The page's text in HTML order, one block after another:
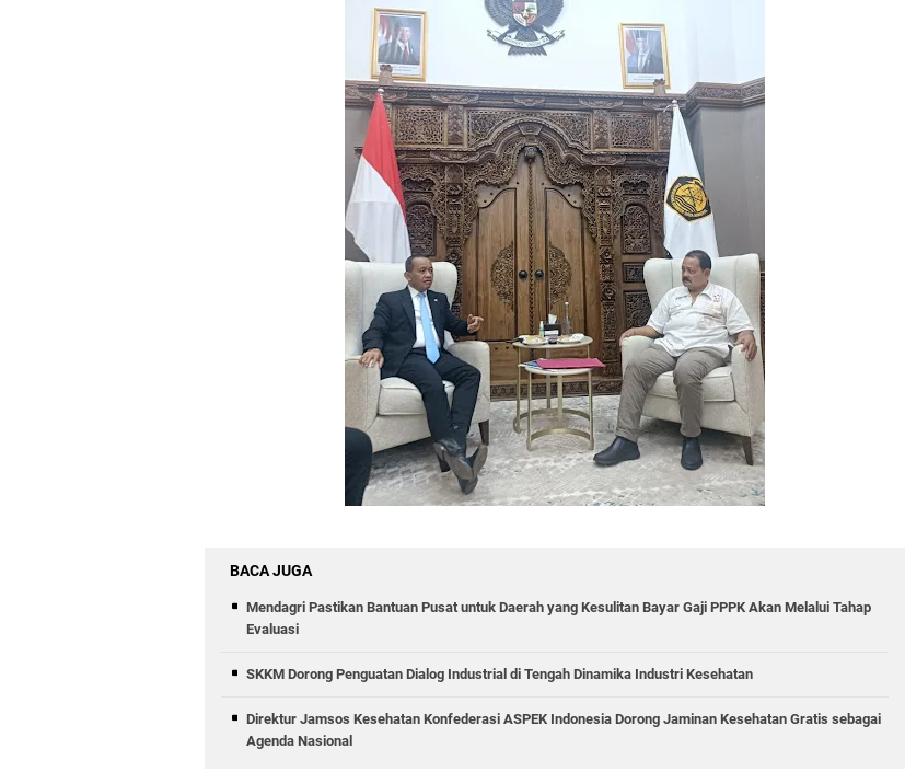
BACA JUGA
Mendagri Pastikan Bantuan Pusat untuk Daerah yang Kesulitan Bayar Gaji PPPK Akan Melalui Tahap
Evaluasi
SKKM Dorong Penguatan Dialog Industrial di Tengah Dinamika Industri Kesehatan
Direktur Jamsos Kesehatan Konfederasi ASPEK Indonesia Dorong Jaminan Kesehatan Gratis sebagai
Agenda Nasional